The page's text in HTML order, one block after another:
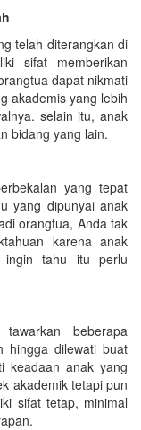
telah diterangkan di
sifat memberikan
dapat nikmati
akademis yang lebih
selain itu, anak
bidang yang lain.
yang tepat
yang dipunyai anak
orangtua, Anda tak
karena anak
ingin tahu itu perlu
beberapa
hingga dilewati buat
keadaan anak yang
akademik tetapi pun
sifat tetap, minimal